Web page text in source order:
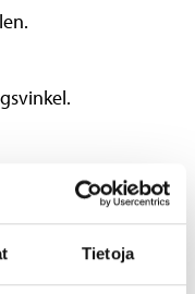
Tietoja